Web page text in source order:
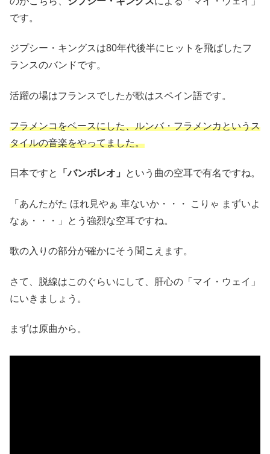
です。
ジプシー・キングスは80年代後半にヒットを飛ばしたフ
ランスのバンドです。
活躍の場はフランスでしたが歌はスペイン語です。
フラメンコをベースにした、ルンバ・フラメンカというス
タイルの音楽をやってました。
日本ですと 「バンボレオ」 という曲の空耳で有名ですね。
「あんたがた ほれ見やぁ 車ないか・・・ こりゃ まずいよ
なぁ・・・」とう強烈な空耳ですね。
歌の入りの部分が確かにそう聞こえます。
さて、脱線はこのぐらいにして、肝心の「マイ・ウェイ」
にいきましょう。
まずは原曲から。